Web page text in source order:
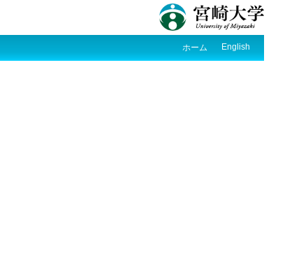
ホーム English